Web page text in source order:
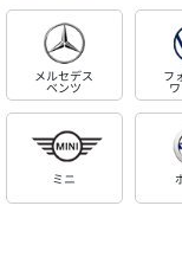
メルセデス
ベンツ
フ
ミニ